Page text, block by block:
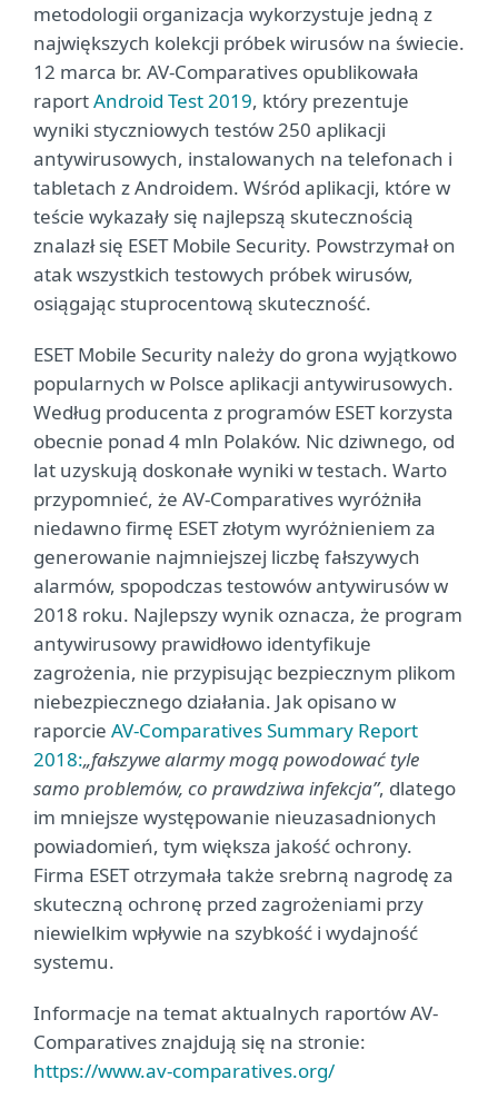
metodologii organizacja wykorzystuje jedną z
największych kolekcji próbek wirusów na świecie.
12 marca br. AV-Comparatives opublikowała
raportAndroid Test 2019, który prezentuje
wyniki styczniowych testów 250 aplikacji
antywirusowych, instalowanych na telefonach i
tabletach z Androidem. Wśród aplikacji, które w
teście wykazały się najlepszą skutecznością
znalazł się ESET Mobile Security. Powstrzymał on
atak wszystkich testowych próbek wirusów,
osiągając stuprocentową skuteczność.
ESET Mobile Security należy do grona wyjątkowo
popularnych w Polsce aplikacji antywirusowych.
Według producenta z programów ESET korzysta
obecnie ponad 4 mln Polaków. Nic dziwnego, od
lat uzyskują doskonałe wyniki w testach. Warto
przypomnieć, że AV-Comparatives wyróżniła
niedawno firmę ESET złotym wyróżnieniem za
generowanie najmniejszej liczbę fałszywych
alarmów, spopodczas testowów antywirusów w
2018 roku. Najlepszy wynik oznacza, że program
antywirusowy prawidłowo identyfikuje
zagrożenia, nie przypisując bezpiecznym plikom
niebezpiecznego działania. Jak opisano w
raporcie AV-Comparatives Summary Report
2018:„fałszywe alarmy mogą powodować tyle
samo problemów, co prawdziwa infekcja”, dlatego
im mniejsze występowanie nieuzasadnionych
powiadomień, tym większa jakość ochrony.
Firma ESET otrzymała także srebrną nagrodę za
skuteczną ochronę przed zagrożeniami przy
niewielkim wpływie na szybkość i wydajność
systemu.
Informacje na temat aktualnych raportów AV-
Comparatives znajdują się na stronie:
https://www.av-comparatives.org/